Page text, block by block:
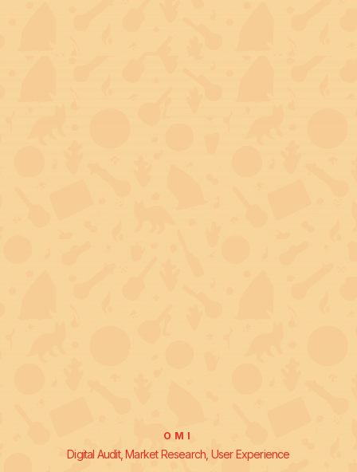
OMI
Digital Audit, Market Research, User Experience